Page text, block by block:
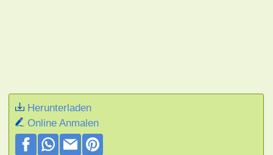
Herunterladen
Online Anmalen